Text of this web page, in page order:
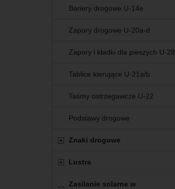
Bariery drogowe U-14e
Zapory drogowe U-20a-d
Zapory i kładki dla pieszych U-28
Tablice kierujące U-21a/b
Taśmy ostrzegawcze U-22
Podstawy drogowe
Znaki drogowe
Lustra
Zasilanie solarne w